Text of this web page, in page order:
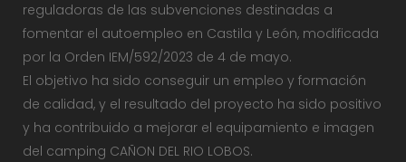
reguladoras de las subvenciones destinadas a
fomentar el autoempleo en Castila y León, modificada
por la Orden IEM/592/2023 de 4 de mayo.
El objetivo ha sido conseguir un empleo y formación
de calidad, y el resultado del proyecto ha sido positivo
y ha contribuido a mejorar el equipamiento e imagen
del camping CAÑON DEL RIO LOBOS.